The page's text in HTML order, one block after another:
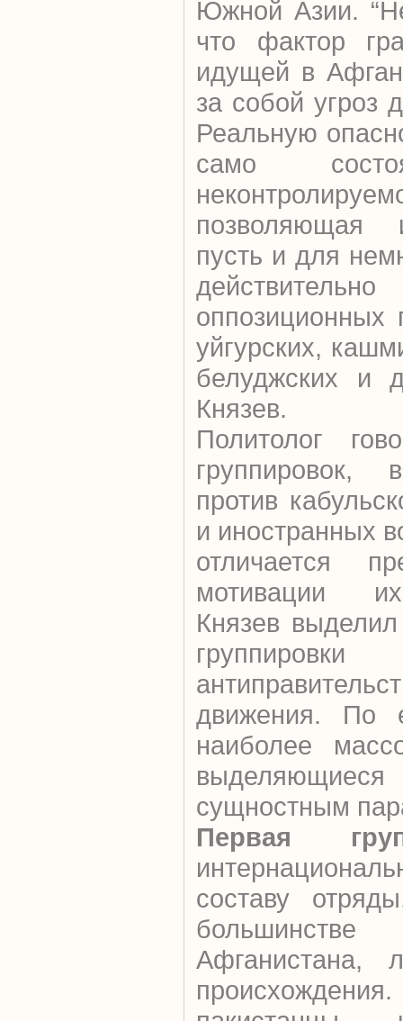
Южной Азии.
что фактор
идущей в
за собой угроз
Реальную
само
позволяющая
пусть и для
действительно
оппозиционных
уйгурских,
белуджских и
Князев.
Политолог
группировок,
против
и иностранных
отличается
мотивации
Князев
группировки
движения. По
наиболее
сущностным
Первая
составу
Афганистана,